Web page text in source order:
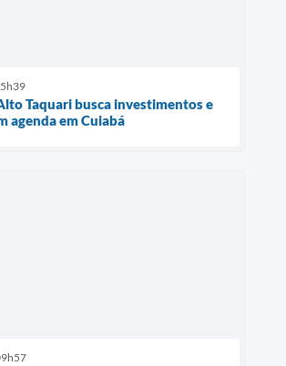
Taquari busca investimentos e
agenda em Cuiabá